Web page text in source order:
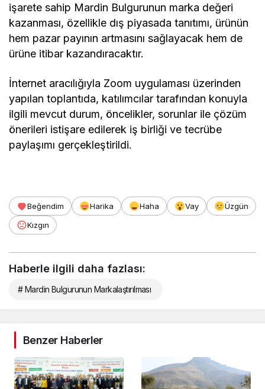
işarete sahip Mardin Bulgurunun marka değeri
kazanması, özellikle dış piyasada tanıtımı, ürünün
hem pazar payının artmasını sağlayacak hem de
ürüne itibar kazandıracaktır.
İnternet aracılığıyla Zoom uygulaması üzerinden
yapılan toplantıda, katılımcılar tarafından konuyla
ilgili mevcut durum, öncelikler, sorunlar ile çözüm
önerileri istişare edilerek iş birliği ve tecrübe
paylaşımı gerçekleştirildi.
Beğendim Harika Haha Vay
Üzgün
Kızgın
Haberle ilgili daha fazlası:
# Mardin Bulgurunun Markalaştırılması
Benzer Haberler